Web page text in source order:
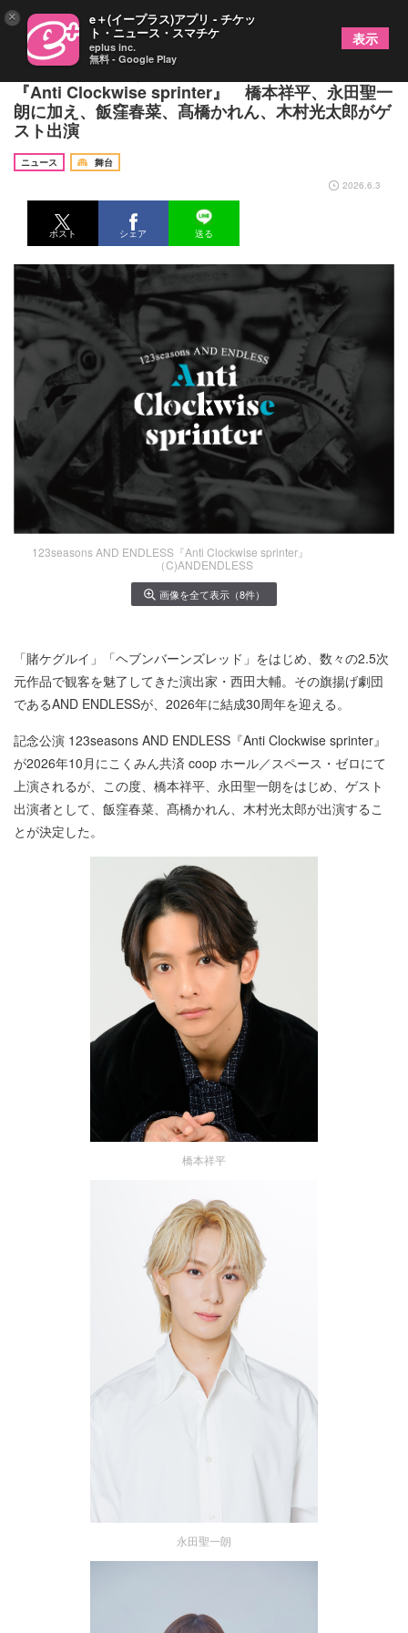
西田大輔が旗揚げしたAND ENDLESS記念公演
『Anti Clockwise sprinter』 橋本祥平、永田聖一
朗に加え、飯窪春菜、髙橋かれん、木村光太郎がゲ
スト出演
ニュース
舞台
2026.6.3
ポスト シェア 送る
123seasons AND ENDLESS『Anti Clockwise sprinter』
（C)ANDENDLESS
画像を全て表示（8件）
「賭ケグルイ」「ヘブンバーンズレッド」をはじめ、数々の2.5次
元作品で観客を魅了してきた演出家・西田大輔。その旗揚げ劇団
であるAND ENDLESSが、2026年に結成30周年を迎える。
記念公演 123seasons AND ENDLESS『Anti Clockwise sprinter』
が2026年10月にこくみん共済 coop ホール／スペース・ゼロにて
上演されるが、この度、橋本祥平、永田聖一朗をはじめ、ゲスト
出演者として、飯窪春菜、髙橋かれん、木村光太郎が出演するこ
とが決定した。
橋本祥平
永田聖一朗
× e＋(イープラス)アプリ - チケッ
ト・ニュース・スマチケ
eplus inc.
無料 - Google Play
表示